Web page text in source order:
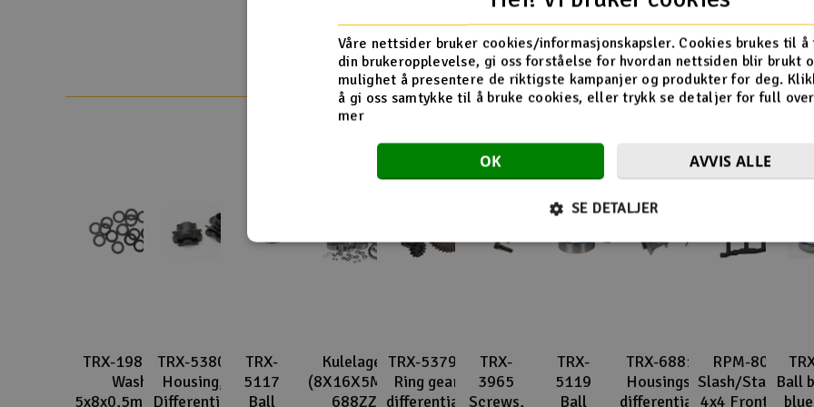
Sparkesykler & elkjøretøy
Flere så også på
TRX-1985 Teflon
Washers
5x8x0,5mm(20pcs)
TRX-5380
Housing,
Differential
TRX-
5117
Ball
Kulelager
(8X16X5MM)
688ZZ
TRX-5379X
Ring gear,
differential/
TRX-
3965
Screws,
TRX-
5119
Ball
TRX-6881
Housings,
differential,
RPM-80702
Slash/Stampede
4x4 Front/Rear
Ball
Våre nettsider bruker cookies/informasjonskapsler. Cookies brukes til å
din brukeropplevelse, gi oss forståelse for hvordan nettsiden blir brukt
mulighet å presentere de riktigste kampanjer og produkter for deg.
å gi oss samtykke til å bruke cookies, eller trykk se detaljer for full
mer
OK AVVIS ALLE
SE DETALJER